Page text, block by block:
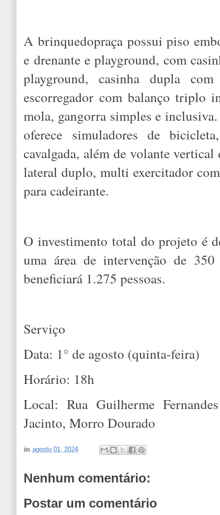
A brinquedopraça possui piso
e drenante e playground, com
playground, casinha dupla
escorregador com balanço triplo
mola, gangorra simples e
oferece simuladores de
cavalgada, além de volante
lateral duplo, multi exercitador
para cadeirante.
O investimento total do projeto é
uma área de intervenção de 350
beneficiará 1.275 pessoas.
Serviço
Data: 1° de agosto (quinta-feira)
Horário: 18h
Local: Rua Guilherme
Jacinto, Morro Dourado
àsagosto 01, 2024
Nenhum comentário:
Postar um comentário